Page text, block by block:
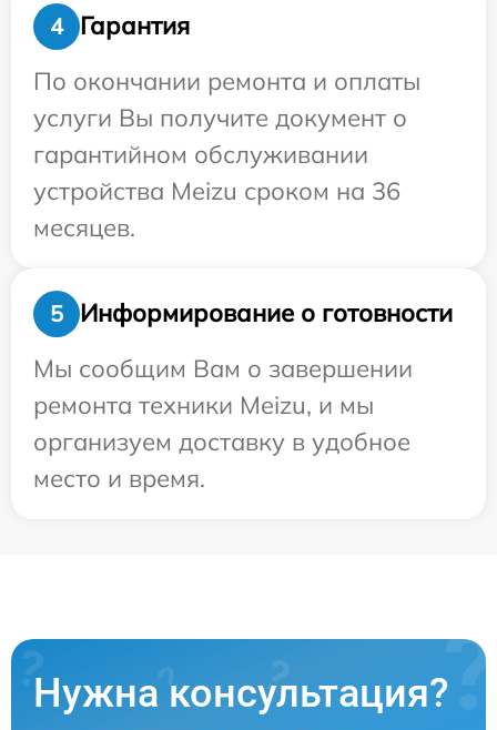
4
Гарантия
По окончании ремонта и оплаты
услуги Вы получите документ о
гарантийном обслуживании
устройства Meizu сроком на 36
месяцев.
5
Информирование о готовности
Мы сообщим Вам о завершении
ремонта техники Meizu, и мы
организуем доставку в удобное
место и время.
Нужна консультация?